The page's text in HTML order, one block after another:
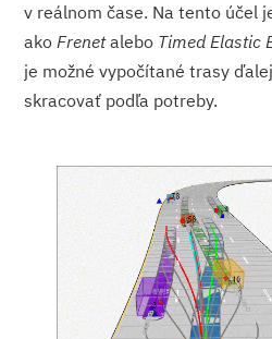
v reálnom čase. Na tento účel
akoFrenetalebo Timed Elastic
je možné vypočítané trasy
skracovať podľa potreby.